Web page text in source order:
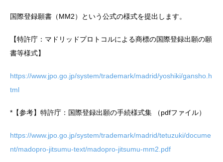
国際登録願書（MM2）という公式の様式を提出します。
【特許庁：マドリッドプロトコルによる商標の国際登録出願の願
書等様式】
https://www.jpo.go.jp/system/trademark/madrid/yoshiki/gansho.h
tml
*【参考】特許庁：国際登録出願の手続様式集 （pdfファイル）
https://www.jpo.go.jp/system/trademark/madrid/tetuzuki/docume
nt/madopro-jitsumu-text/madopro-jitsumu-mm2.pdf